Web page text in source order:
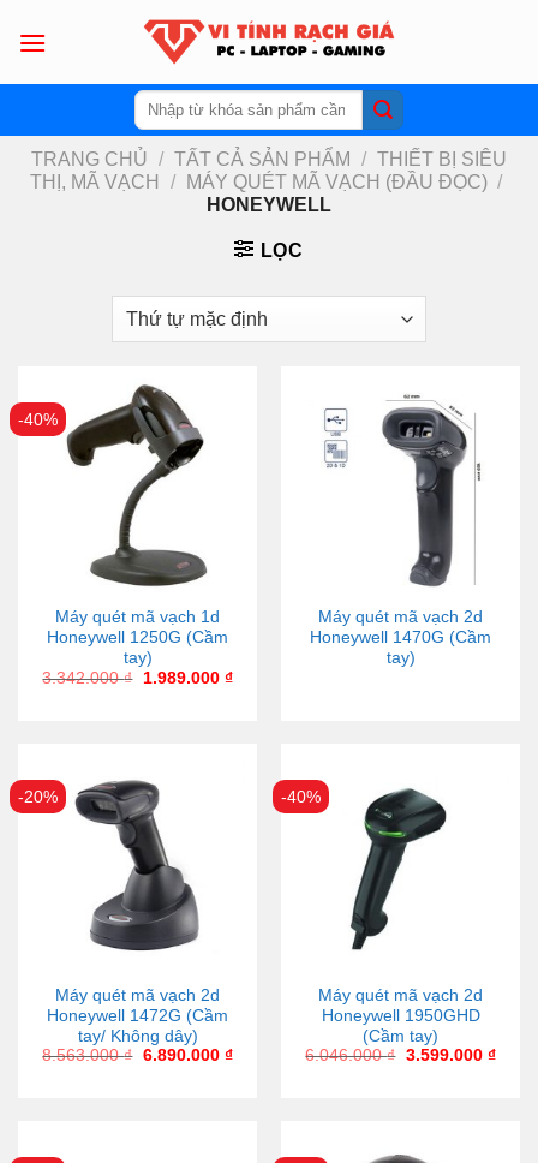
Tìm
kiếm:
TRANG CHỦ / TẤT CẢ SẢN PHẨM / THIẾT BỊ SIÊU
THỊ, MÃ VẠCH
/ MÁY QUÉT MÃ VẠCH (ĐẦU ĐỌC) /
HONEYWELL
LỌC
-40%
Máy quét mã vạch 1d
Honeywell 1250G (Cầm
tay)
3.342.000₫ 1.989.000 ₫
Máy quét mã vạch 2d
Honeywell 1470G (Cầm
tay)
-20%
Máy quét mã vạch 2d
Honeywell 1472G (Cầm
tay/ Không dây)
8.563.000₫ 6.890.000 ₫
-40%
Máy quét mã vạch 2d
Honeywell 1950GHD
(Cầm tay)
6.046.000₫ 3.599.000 ₫